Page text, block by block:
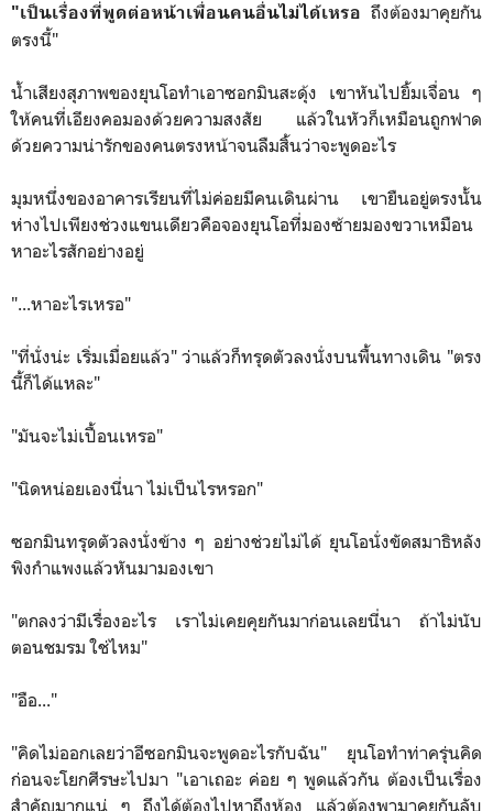
"เป็นเรื่องที่พูดต่อหน้าเพื่อนคนอื่นไม่ได้เหรอ ถึงต้องมาคุยกัน
ตรงนี้"
น้ำเสียงสุภาพของยุนโอทำเอาซอกมินสะดุ้ง เขาหันไปยิ้มเจื่อน ๆ
ให้คนที่เอียงคอมองด้วยความสงสัย แล้วในหัวก็เหมือนถูกฟาด
ด้วยความน่ารักของคนตรงหน้าจนลืมสิ้นว่าจะพูดอะไร
มุมหนึ่งของอาคารเรียนที่ไม่ค่อยมีคนเดินผ่าน เขายืนอยู่ตรงนั้น
ห่างไปเพียงช่วงแขนเดียวคือจองยุนโอที่มองซ้ายมองขวาเหมือน
หาอะไรสักอย่างอยู่
"...หาอะไรเหรอ"
"ที่นั่งน่ะ เริ่มเมื่อยแล้ว" ว่าแล้วก็ทรุดตัวลงนั่งบนพื้นทางเดิน "ตรง
นี้ก็ได้แหละ"
"มันจะไม่เปื้อนเหรอ"
"นิดหน่อยเองนี่นา ไม่เป็นไรหรอก"
ซอกมินทรุดตัวลงนั่งข้าง ๆ อย่างช่วยไม่ได้ ยุนโอนั่งขัดสมาธิหลัง
พิงกำแพงแล้วหันมามองเขา
"ตกลงว่ามีเรื่องอะไร เราไม่เคยคุยกันมาก่อนเลยนี่นา ถ้าไม่นับ
ตอนชมรม ใช่ไหม"
"อือ..."
"คิดไม่ออกเลยว่าอีซอกมินจะพูดอะไรกับฉัน" ยุนโอทำท่าครุ่นคิด
ก่อนจะโยกศีรษะไปมา "เอาเถอะ ค่อย ๆ พูดแล้วกัน ต้องเป็นเรื่อง
สำคัญมากแน่ ๆ ถึงได้ต้องไปหาถึงห้อง แล้วต้องพามาคุยกันลับ